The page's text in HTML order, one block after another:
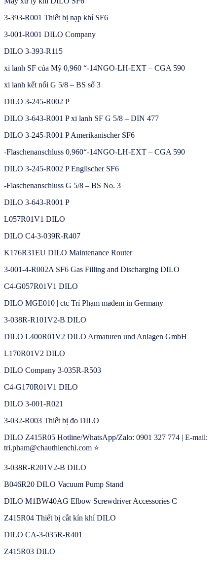
3-393-R001 Thiết bị nạp khí SF6
3-001-R001 DILO Company
DILO 3-393-R115
xi lanh SF của Mỹ 0,960 “-14NGO-LH-EXT – CGA 590
xi lanh kết nối G 5/8 – BS số 3
DILO 3-245-R002 P
DILO 3-643-R001 P xi lanh SF G 5/8 – DIN 477
DILO 3-245-R001 P Amerikanischer SF6
-Flaschenanschluss 0,960“-14NGO-LH-EXT – CGA 590
DILO 3-245-R002 P Englischer SF6
-Flaschenanschluss G 5/8 – BS No. 3
DILO 3-643-R001 P
L057R01V1 DILO
DILO C4-3-039R-R407
K176R31EU DILO Maintenance Router
3-001-4-R002A SF6 Gas Filling and Discharging DILO
C4-G057R01V1 DILO
DILO MGE010 | ctc Trí Phạm madem in Germany
3-038R-R101V2-B DILO
DILO L400R01V2 DILO Armaturen und Anlagen GmbH
L170R01V2 DILO
DILO Company 3-035R-R503
C4-G170R01V1 DILO
DILO 3-001-R021
3-032-R003 Thiết bị đo DILO
DILO Z415R05 Hotline/WhatsApp/Zalo: 0901 327 774 | E-mail:
tri.pham@chauthienchi.com ⭐
3-038R-R201V2-B DILO
B046R20 DILO Vacuum Pump Stand
DILO M1BW40AG Elbow Screwdriver Accessories C
Z415R04 Thiết bị cắt kín khí DILO
DILO CA-3-035R-R401
Z415R03 DILO